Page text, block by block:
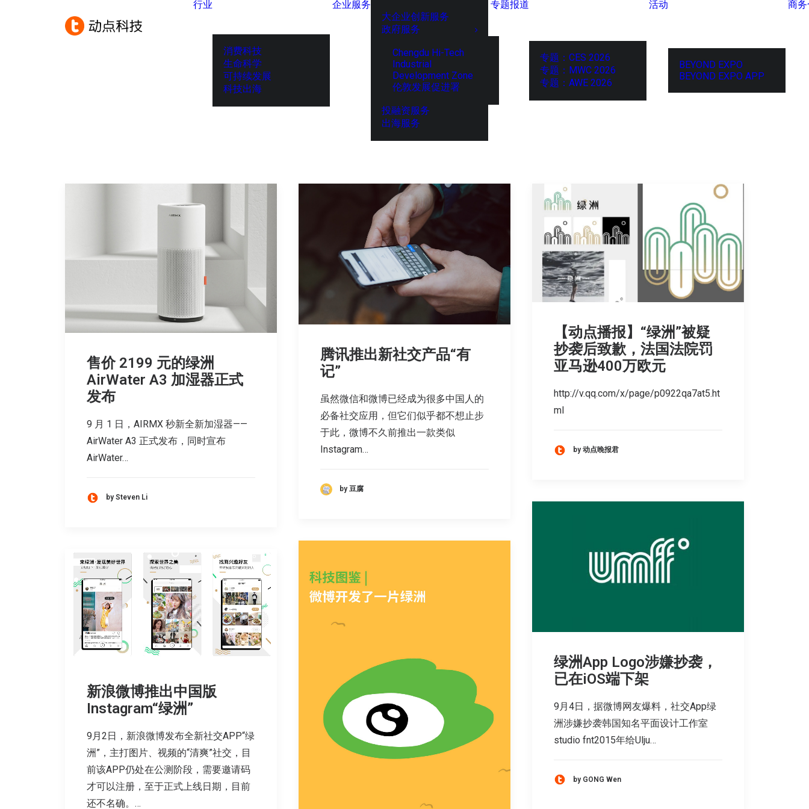
行业
消费科技
生命科学
可持续发展
科技出海
企业服务
大企业创新服务
政府服务
Chengdu Hi-Tech
Industrial
Development Zone
伦敦发展促进署
投融资服务
出海服务
专题报道
专题：CES 2026
专题：MWC 2026
专题：AWE 2026
活动
BEYOND EXPO
BEYOND EXPO APP
商
售价 2199 元的绿洲
AirWater A3 加湿器正式
发布
9 月 1 日，AIRMX 秒新全新加湿器——
AirWater A3 正式发布，同时宣布
AirWater…
by Steven Li
腾讯推出新社交产品“有
记”
虽然微信和微博已经成为很多中国人的
必备社交应用，但它们似乎都不想止步
于此，微博不久前推出一款类似
Instagram…
by 豆腐
【动点播报】“绿洲”被疑
抄袭后致歉，法国法院罚
亚马逊400万欧元
http://v.qq.com/x/page/p0922qa7at5.ht
ml
by 动点晚报君
绿洲App Logo涉嫌抄袭，
已在iOS端下架
9月4日，据微博网友爆料，社交App绿
洲涉嫌抄袭韩国知名平面设计工作室
studio fnt2015年给Ulju…
by GONG Wen
新浪微博推出中国版
Instagram“绿洲”
9月2日，新浪微博发布全新社交APP“绿
洲”，主打图片、视频的“清爽”社交，目
前该APP仍处在公测阶段，需要邀请码
才可以注册，至于正式上线日期，目前
还不名确。…